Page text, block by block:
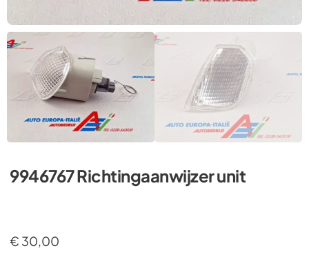
9946767 Richtingaanwijzer unit
€ 30,00